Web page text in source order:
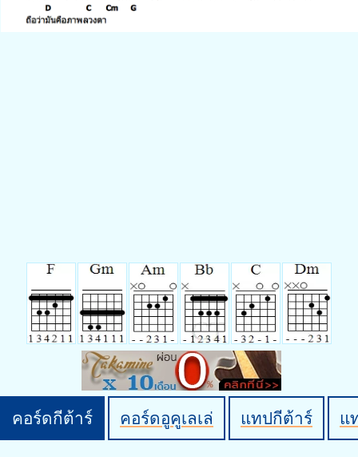
คอร์ดกีต้าร์ คอร์ดอูคูเลเล่ แทปกีต้าร์ แ